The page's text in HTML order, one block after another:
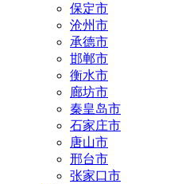
保定市
沧州市
承德市
邯郸市
衡水市
廊坊市
秦皇岛市
石家庄市
唐山市
邢台市
张家口市